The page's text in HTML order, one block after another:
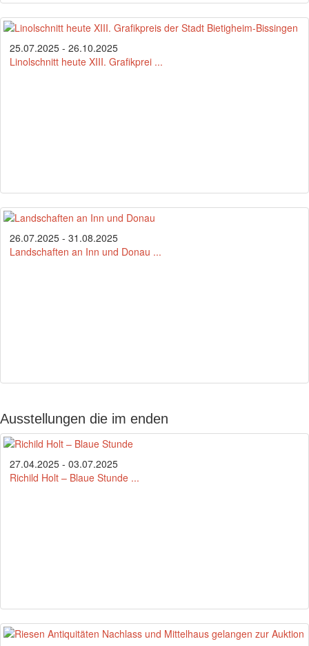
25.07.2025 - 26.10.2025
Linolschnitt heute XIII. Grafikprei ...
26.07.2025 - 31.08.2025
Landschaften an Inn und Donau ...
Ausstellungen die im enden
27.04.2025 - 03.07.2025
Richild Holt – Blaue Stunde ...